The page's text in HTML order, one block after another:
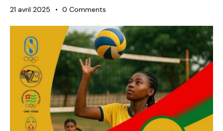
21 avril 2025 0 Comments